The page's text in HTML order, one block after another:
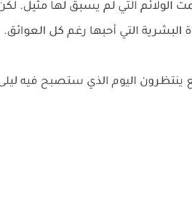
الولائم التي لم يسبق لها مثيل.
البشرية التي أحبها رغم كل العوائق.
ينتظرون اليوم الذي ستصبح فيه